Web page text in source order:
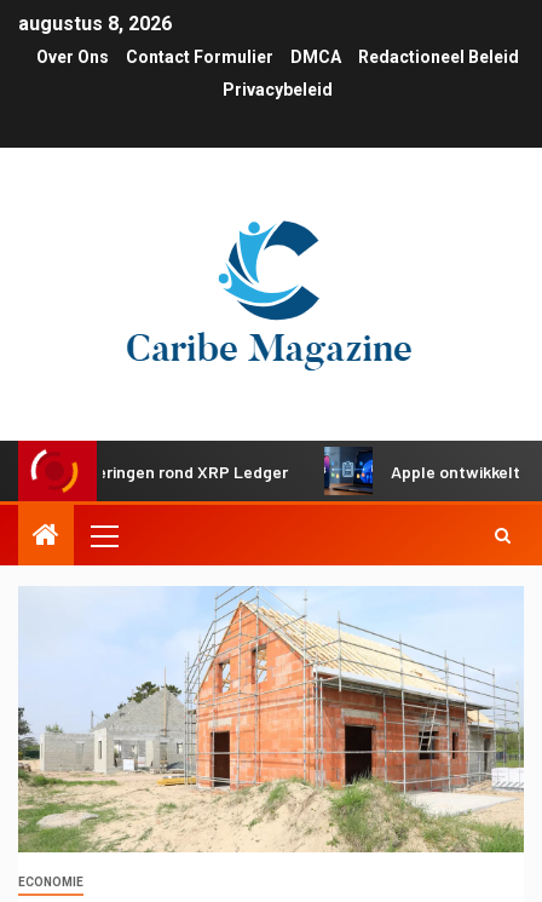
augustus 8, 2026
Over Ons Contact Formulier DMCA
Redactioneel Beleid
Privacybeleid
rond XRP Ledger Apple ontwikkelt gedeeld
ECONOMIE